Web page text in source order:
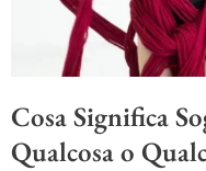
Cosa Significa
Qualcosa o